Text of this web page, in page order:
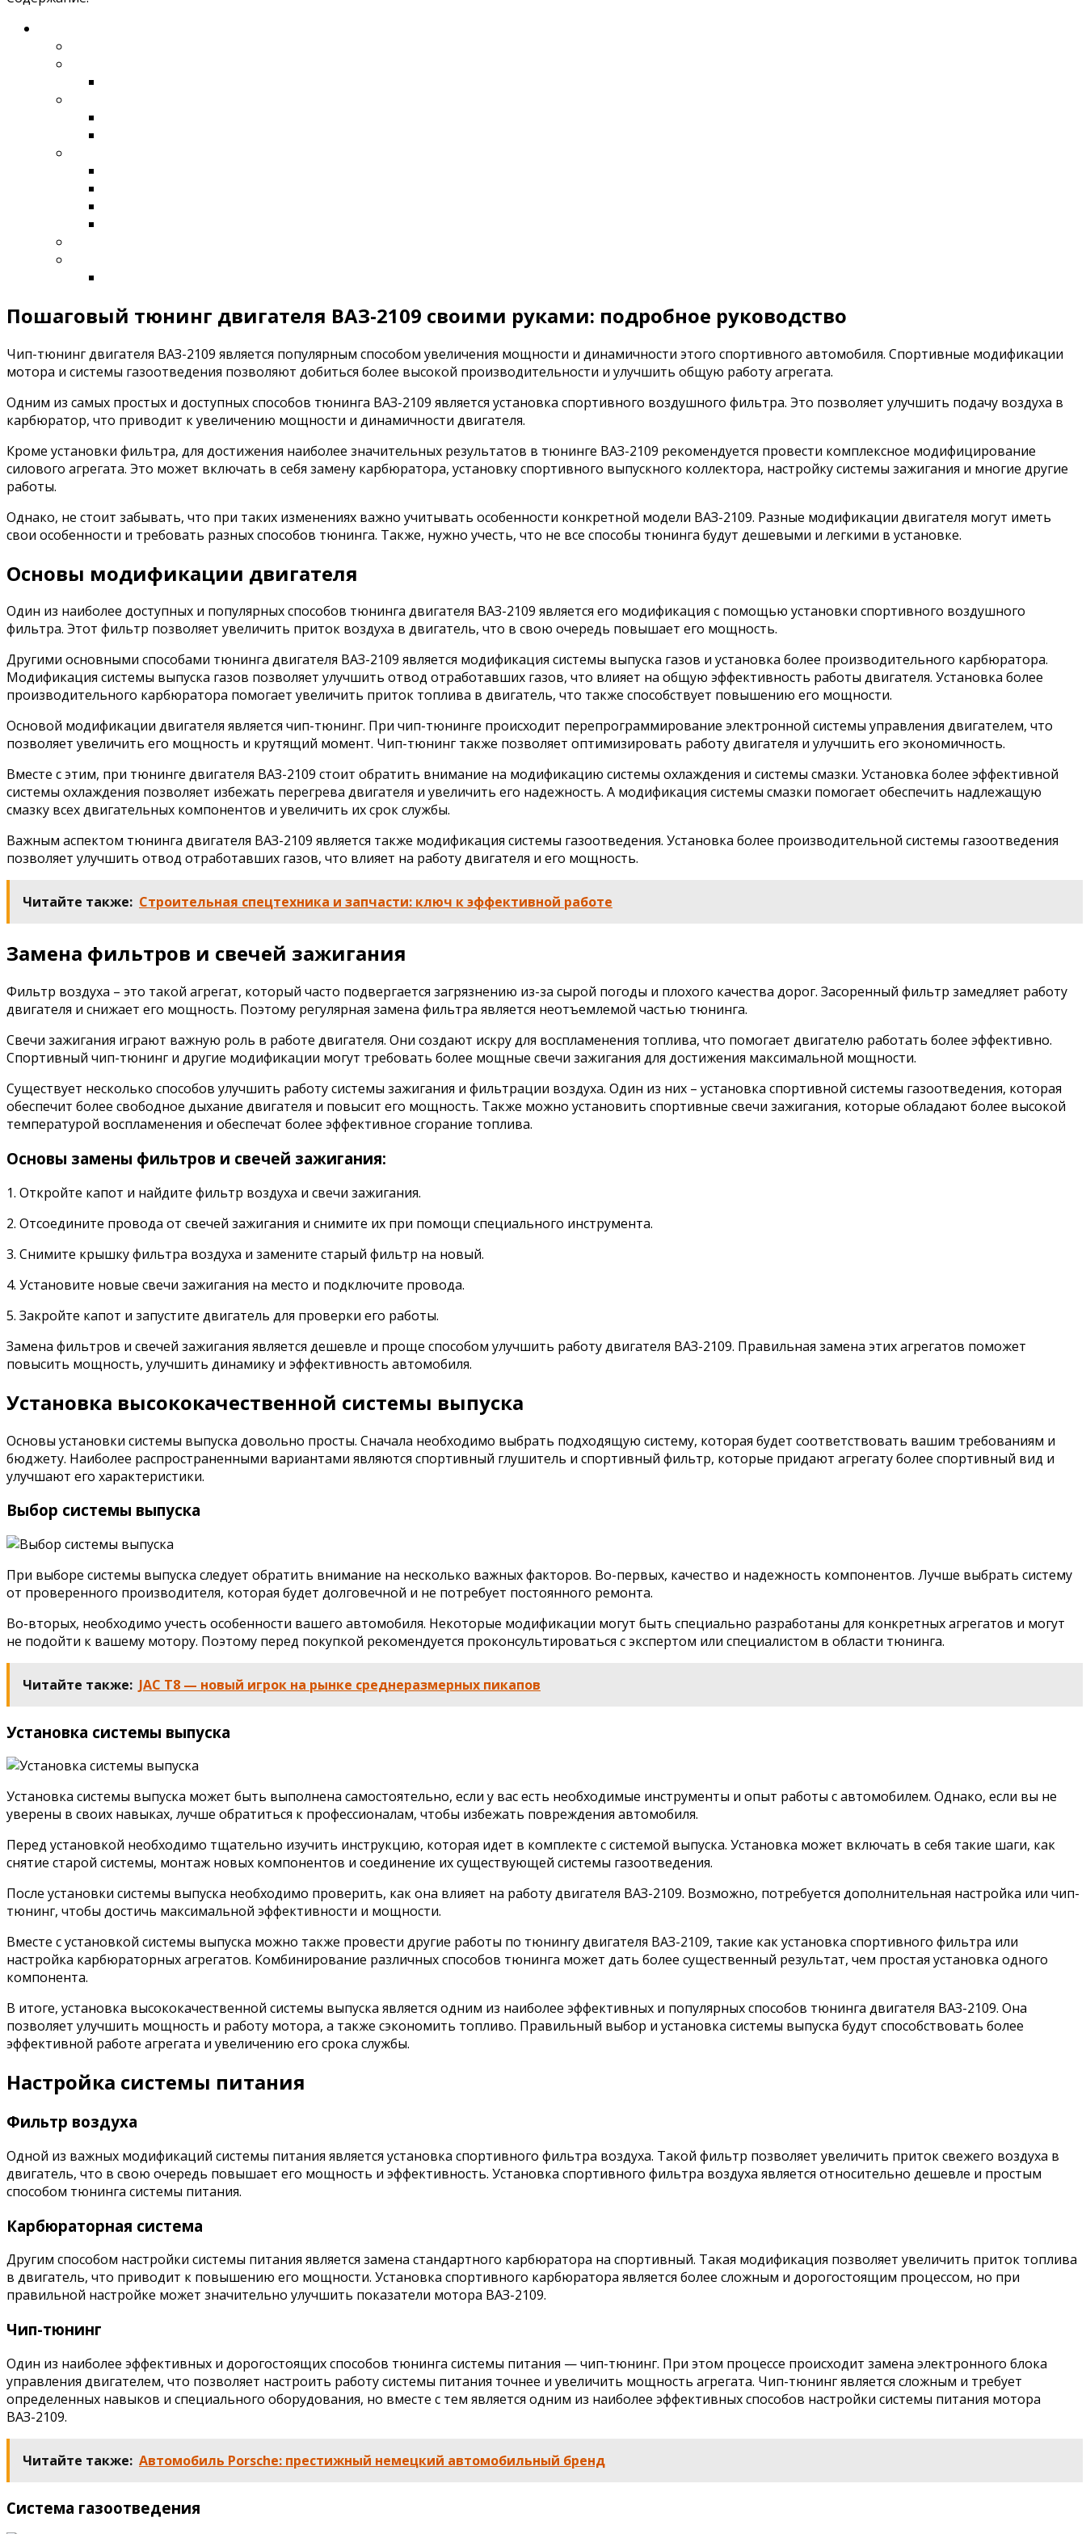
Пошаговый тюнинг двигателя ВАЗ-2109 своими руками: подробное руководство
Чип-тюнинг двигателя ВАЗ-2109 является популярным способом увеличения мощности и динамичности этого спортивного автомобиля. Спортивные модификации
мотора и системы газоотведения позволяют добиться более высокой производительности и улучшить общую работу агрегата.
Одним из самых простых и доступных способов тюнинга ВАЗ-2109 является установка спортивного воздушного фильтра. Это позволяет улучшить подачу воздуха в
карбюратор, что приводит к увеличению мощности и динамичности двигателя.
Кроме установки фильтра, для достижения наиболее значительных результатов в тюнинге ВАЗ-2109 рекомендуется провести комплексное модифицирование
силового агрегата. Это может включать в себя замену карбюратора, установку спортивного выпускного коллектора, настройку системы зажигания и многие другие
работы.
Однако, не стоит забывать, что при таких изменениях важно учитывать особенности конкретной модели ВАЗ-2109. Разные модификации двигателя могут иметь
свои особенности и требовать разных способов тюнинга. Также, нужно учесть, что не все способы тюнинга будут дешевыми и легкими в установке.
Основы модификации двигателя
Один из наиболее доступных и популярных способов тюнинга двигателя ВАЗ-2109 является его модификация с помощью установки спортивного воздушного
фильтра. Этот фильтр позволяет увеличить приток воздуха в двигатель, что в свою очередь повышает его мощность.
Другими основными способами тюнинга двигателя ВАЗ-2109 является модификация системы выпуска газов и установка более производительного карбюратора.
Модификация системы выпуска газов позволяет улучшить отвод отработавших газов, что влияет на общую эффективность работы двигателя. Установка более
производительного карбюратора помогает увеличить приток топлива в двигатель, что также способствует повышению его мощности.
Основой модификации двигателя является чип-тюнинг. При чип-тюнинге происходит перепрограммирование электронной системы управления двигателем, что
позволяет увеличить его мощность и крутящий момент. Чип-тюнинг также позволяет оптимизировать работу двигателя и улучшить его экономичность.
Вместе с этим, при тюнинге двигателя ВАЗ-2109 стоит обратить внимание на модификацию системы охлаждения и системы смазки. Установка более эффективной
системы охлаждения позволяет избежать перегрева двигателя и увеличить его надежность. А модификация системы смазки помогает обеспечить надлежащую
смазку всех двигательных компонентов и увеличить их срок службы.
Важным аспектом тюнинга двигателя ВАЗ-2109 является также модификация системы газоотведения. Установка более производительной системы газоотведения
позволяет улучшить отвод отработавших газов, что влияет на работу двигателя и его мощность.
Читайте также: Строительная спецтехника и запчасти: ключ к эффективной работе
Замена фильтров и свечей зажигания
Фильтр воздуха – это такой агрегат, который часто подвергается загрязнению из-за сырой погоды и плохого качества дорог. Засоренный фильтр замедляет работу
двигателя и снижает его мощность. Поэтому регулярная замена фильтра является неотъемлемой частью тюнинга.
Свечи зажигания играют важную роль в работе двигателя. Они создают искру для воспламенения топлива, что помогает двигателю работать более эффективно.
Спортивный чип-тюнинг и другие модификации могут требовать более мощные свечи зажигания для достижения максимальной мощности.
Существует несколько способов улучшить работу системы зажигания и фильтрации воздуха. Один из них – установка спортивной системы газоотведения, которая
обеспечит более свободное дыхание двигателя и повысит его мощность. Также можно установить спортивные свечи зажигания, которые обладают более высокой
температурой воспламенения и обеспечат более эффективное сгорание топлива.
Основы замены фильтров и свечей зажигания:
1. Откройте капот и найдите фильтр воздуха и свечи зажигания.
2. Отсоедините провода от свечей зажигания и снимите их при помощи специального инструмента.
3. Снимите крышку фильтра воздуха и замените старый фильтр на новый.
4. Установите новые свечи зажигания на место и подключите провода.
5. Закройте капот и запустите двигатель для проверки его работы.
Замена фильтров и свечей зажигания является дешевле и проще способом улучшить работу двигателя ВАЗ-2109. Правильная замена этих агрегатов поможет
повысить мощность, улучшить динамику и эффективность автомобиля.
Установка высококачественной системы выпуска
Основы установки системы выпуска довольно просты. Сначала необходимо выбрать подходящую систему, которая будет соответствовать вашим требованиям и
бюджету. Наиболее распространенными вариантами являются спортивный глушитель и спортивный фильтр, которые придают агрегату более спортивный вид и
улучшают его характеристики.
Выбор системы выпуска
При выборе системы выпуска следует обратить внимание на несколько важных факторов. Во-первых, качество и надежность компонентов. Лучше выбрать систему
от проверенного производителя, которая будет долговечной и не потребует постоянного ремонта.
Во-вторых, необходимо учесть особенности вашего автомобиля. Некоторые модификации могут быть специально разработаны для конкретных агрегатов и могут
не подойти к вашему мотору. Поэтому перед покупкой рекомендуется проконсультироваться с экспертом или специалистом в области тюнинга.
Читайте также: JAC T8 — новый игрок на рынке среднеразмерных пикапов
Установка системы выпуска
Установка системы выпуска может быть выполнена самостоятельно, если у вас есть необходимые инструменты и опыт работы с автомобилем. Однако, если вы не
уверены в своих навыках, лучше обратиться к профессионалам, чтобы избежать повреждения автомобиля.
Перед установкой необходимо тщательно изучить инструкцию, которая идет в комплекте с системой выпуска. Установка может включать в себя такие шаги, как
снятие старой системы, монтаж новых компонентов и соединение их существующей системы газоотведения.
После установки системы выпуска необходимо проверить, как она влияет на работу двигателя ВАЗ-2109. Возможно, потребуется дополнительная настройка или чип-
тюнинг, чтобы достичь максимальной эффективности и мощности.
Вместе с установкой системы выпуска можно также провести другие работы по тюнингу двигателя ВАЗ-2109, такие как установка спортивного фильтра или
настройка карбюраторных агрегатов. Комбинирование различных способов тюнинга может дать более существенный результат, чем простая установка одного
компонента.
В итоге, установка высококачественной системы выпуска является одним из наиболее эффективных и популярных способов тюнинга двигателя ВАЗ-2109. Она
позволяет улучшить мощность и работу мотора, а также сэкономить топливо. Правильный выбор и установка системы выпуска будут способствовать более
эффективной работе агрегата и увеличению его срока службы.
Настройка системы питания
Фильтр воздуха
Одной из важных модификаций системы питания является установка спортивного фильтра воздуха. Такой фильтр позволяет увеличить приток свежего воздуха в
двигатель, что в свою очередь повышает его мощность и эффективность. Установка спортивного фильтра воздуха является относительно дешевле и простым
способом тюнинга системы питания.
Карбюраторная система
Другим способом настройки системы питания является замена стандартного карбюратора на спортивный. Такая модификация позволяет увеличить приток топлива
в двигатель, что приводит к повышению его мощности. Установка спортивного карбюратора является более сложным и дорогостоящим процессом, но при
правильной настройке может значительно улучшить показатели мотора ВАЗ-2109.
Чип-тюнинг
Один из наиболее эффективных и дорогостоящих способов тюнинга системы питания — чип-тюнинг. При этом процессе происходит замена электронного блока
управления двигателем, что позволяет настроить работу системы питания точнее и увеличить мощность агрегата. Чип-тюнинг является сложным и требует
определенных навыков и специального оборудования, но вместе с тем является одним из наиболее эффективных способов настройки системы питания мотора
ВАЗ-2109.
Читайте также: Автомобиль Porsche: престижный немецкий автомобильный бренд
Система газоотведения